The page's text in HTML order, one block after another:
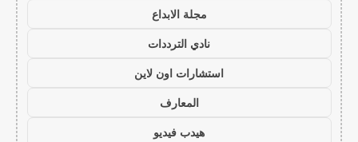
مجلة الابداع
نادي الترددات
استشارات اون لاين
المعارف
هيدب فيديو